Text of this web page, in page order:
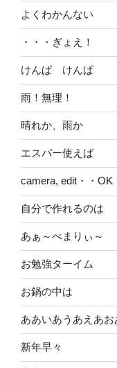
よくわかんない
・・・ぎょえ！
けんぱ けんぱ
雨！無理！
晴れか、雨か
エスパー使えば
camera, edit・・OK
自分で作れるのは
あぁ～べまりぃ～
お勉強ターイム
お鍋の中は
ああいあうあえあお
新年早々